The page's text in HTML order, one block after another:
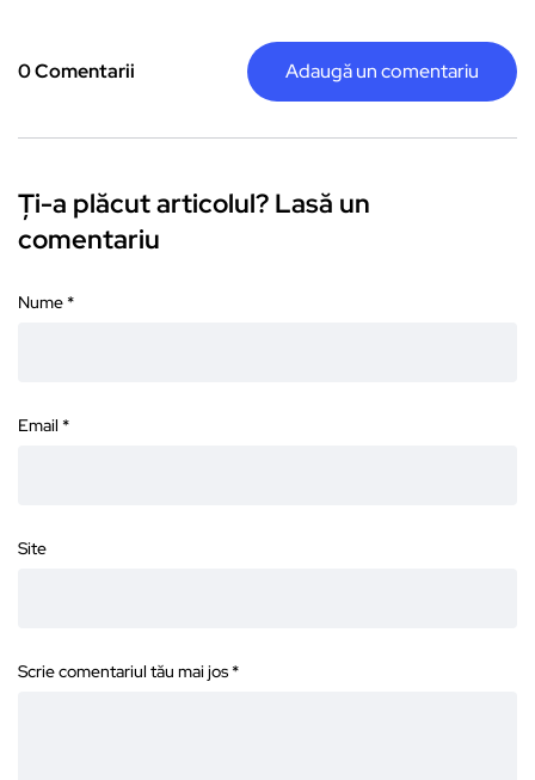
0 Comentarii Adaugă un comentariu
Ți-a plăcut articolul? Lasă un
comentariu
Nume *
Email *
Site
Scrie comentariul tău mai jos *